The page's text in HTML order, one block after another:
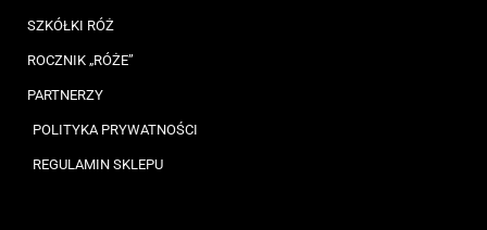
SZKÓŁKI RÓŻ
ROCZNIK „RÓŻE”
PARTNERZY
POLITYKA PRYWATNOŚCI
REGULAMIN SKLEPU